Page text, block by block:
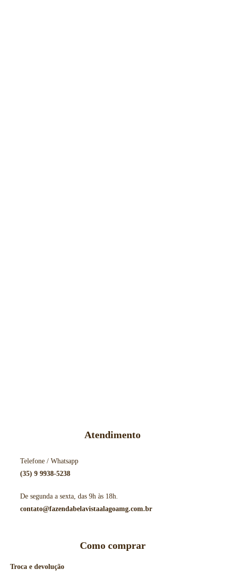
Atendimento
Telefone / Whatsapp
(35) 9 9938-5238
De segunda a sexta, das 9h às 18h.
contato@fazendabelavistaalagoamg.com.br
Como comprar
Troca e devolução